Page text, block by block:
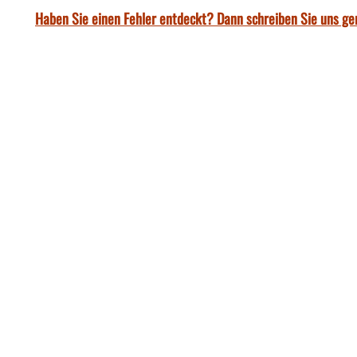
Haben Sie einen Fehler entdeckt? Dann schreiben Sie uns